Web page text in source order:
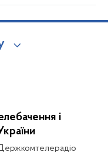
і